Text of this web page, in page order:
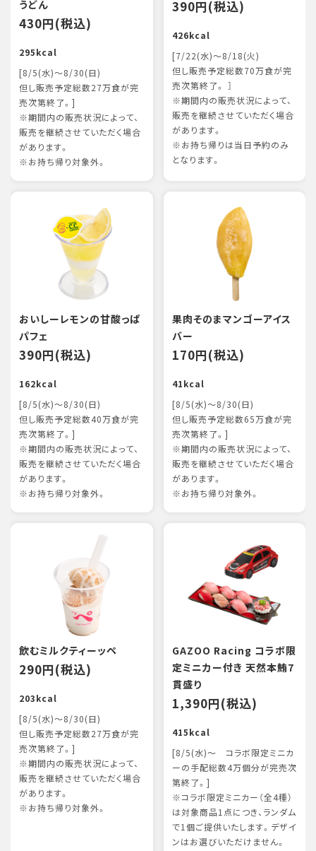
うどん
430円(税込)
295kcal
[8/5(水)～8/30(日)
但し販売予定総数27万食が完
売次第終了。]
※期間内の販売状況によって、
販売を継続させていただく場合
があります。
※お持ち帰り対象外。
390円(税込)
426kcal
[7/22(水)～8/18(火)
但し販売予定総数70万食が完
売次第終了。 ］
※期間内の販売状況によって、
販売を継続させていただく場合
があります。
※お持ち帰りは当日予約のみ
となります。
おいしーレモンの甘酸っぱ
パフェ
390円(税込)
162kcal
[8/5(水)～8/30(日)
但し販売予定総数40万食が完
売次第終了。]
※期間内の販売状況によって、
販売を継続させていただく場合
があります。
※お持ち帰り対象外。
果肉そのまマンゴーアイス
バー
170円(税込)
41kcal
[8/5(水)～8/30(日)
但し販売予定総数65万食が完
売次第終了。]
※期間内の販売状況によって、
販売を継続させていただく場合
があります。
※お持ち帰り対象外。
飲むミルクティーッペ
290円(税込)
203kcal
[8/5(水)～8/30(日)
但し販売予定総数27万食が完
売次第終了。]
※期間内の販売状況によって、
販売を継続させていただく場合
があります。
※お持ち帰り対象外。
GAZOO Racing コラボ限
定ミニカー付き 天然本鮪7
貫盛り
1,390円(税込)
415kcal
[8/5(水)～ コラボ限定ミニカ
ーの手配総数4万個分が完売次
第終了。]
※コラボ限定ミニカー（全4種）
は対象商品1点につき、ランダム
で1個ご提供いたします。デザイ
ンはお選びいただけません。